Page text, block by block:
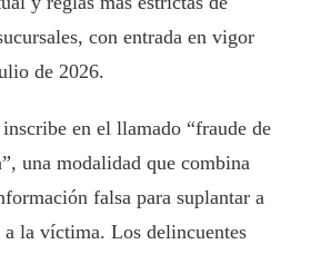
con entrada en vigor
de 2026.
en el llamado “fraude de
una modalidad que combina
falsa para suplantar a
a la víctima. Los delincuentes